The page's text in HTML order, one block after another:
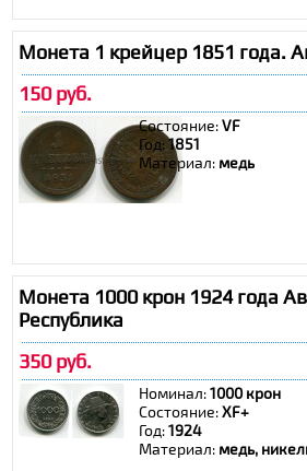
Монета 1 крейцер 1851 года.
150 руб.
Состояние:VF
Год:1851
Материал: медь
Монета 1000 крон 1924 года
Республика
350 руб.
Номинал:1000 крон
Состояние:ХF+
Год:1924
Материал: медь,